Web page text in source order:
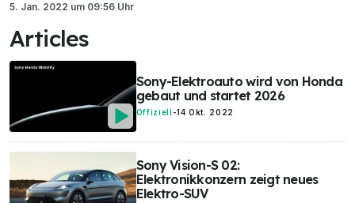
5. Jan. 2022 um 09:56 Uhr
Articles
Sony-Elektroauto wird von Honda
gebaut und startet 2026
Offiziell -14 Okt. 2022
Sony Vision-S 02:
Elektronikkonzern zeigt neues
Elektro-SUV